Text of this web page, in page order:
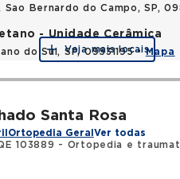
Bernardo do Campo, SP,
- Unidade Cerâmica
do Sul, SP, 09531195 •Mapa
Veja mais locais
Santa Rosa
Ortopedia Geral Ver todas
103889 - Ortopedia e